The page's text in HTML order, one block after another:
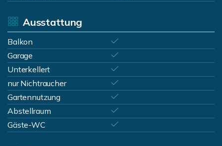
Ausstattung
Balkon
Garage
Unterkellert
nur Nichtraucher
Gartennutzung
Abstellraum
Gäste-WC